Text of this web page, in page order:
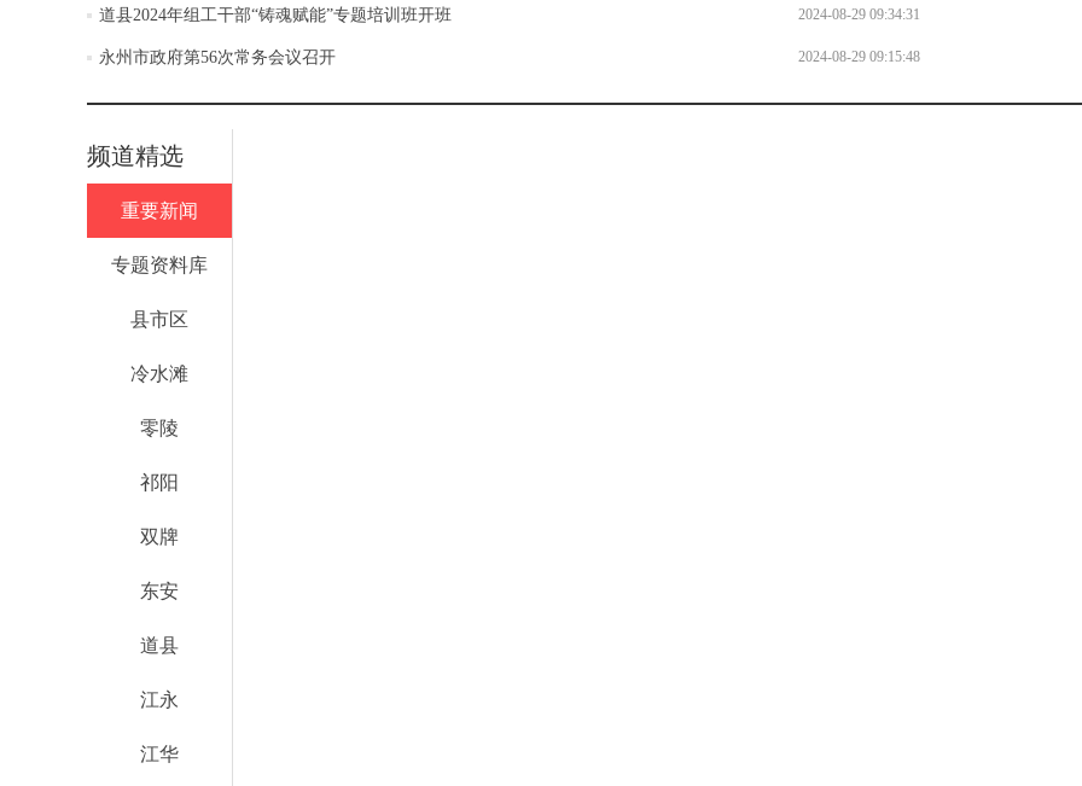
道县2024年组工干部“铸魂赋能”专题培训班开班 2024-08-29 09:34:31
永州市政府第56次常务会议召开 2024-08-29 09:15:48
频道精选
重要新闻
专题资料库
县市区
冷水滩
零陵
祁阳
双牌
东安
道县
江永
江华